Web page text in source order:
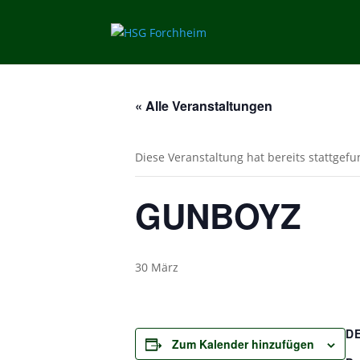
« Alle Veranstaltungen
Diese Veranstaltung hat bereits
GUNBOYZ
30 März
Zum Kalender hinzufügen